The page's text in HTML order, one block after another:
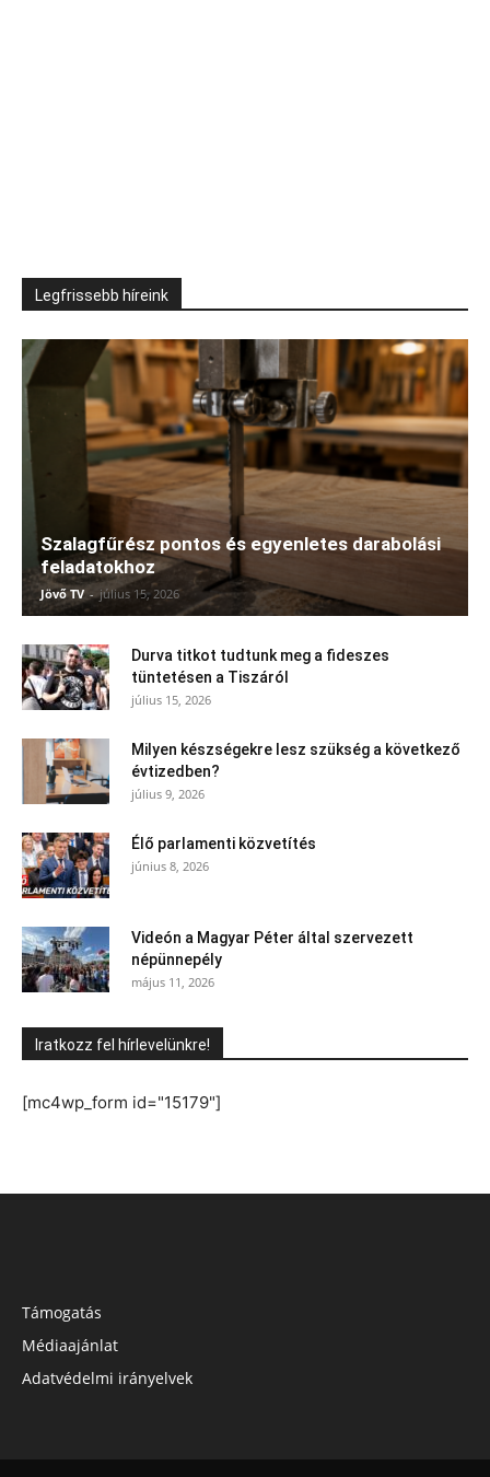
Legfrissebb híreink
Szalagfűrész pontos és egyenletes darabolási
feladatokhoz
Jövő TV - július 15, 2026
Durva titkot tudtunk meg a fideszes
tüntetésen a Tiszáról
július 15, 2026
Milyen készségekre lesz szükség a következő
évtizedben?
július 9, 2026
Élő parlamenti közvetítés
június 8, 2026
Videón a Magyar Péter által szervezett
népünnepély
május 11, 2026
Iratkozz fel hírlevelünkre!
[mc4wp_form id="15179"]
Támogatás
Médiaajánlat
Adatvédelmi irányelvek